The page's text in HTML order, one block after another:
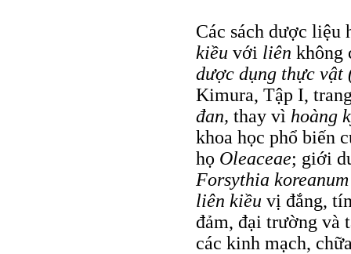
Các sách dược liệu
kiều với liên không
dược dụng thực vật
Kimura, Tập I,
đan, thay vì hoàng
khoa học phổ biến
họ Oleaceae; giới
Forsythia
liên kiều vị đắng,
đảm, đại trường và
các kinh mạch,